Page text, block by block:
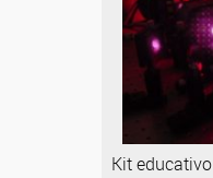
Kit educativo